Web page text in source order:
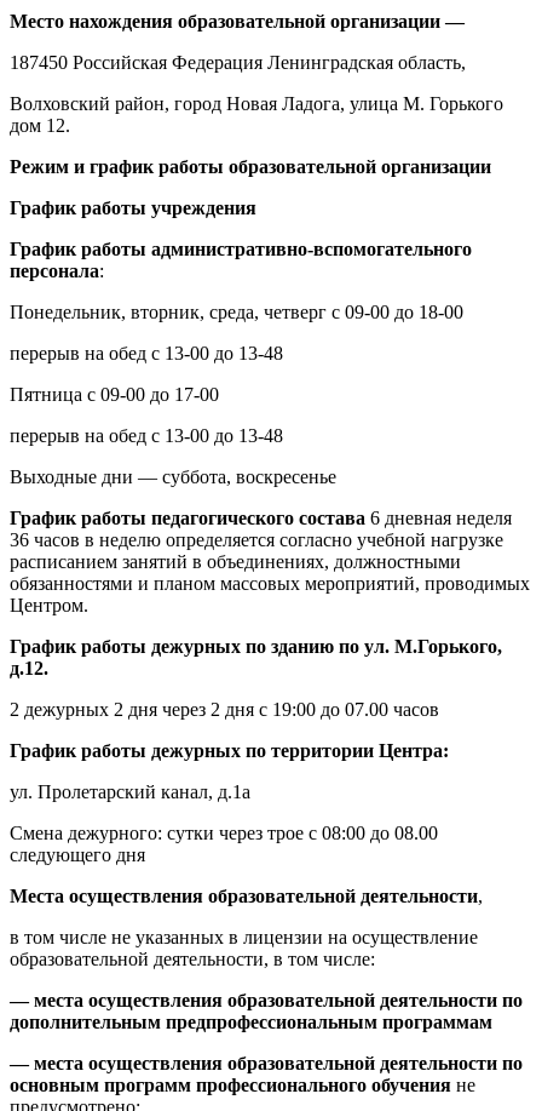
Место нахождения образовательной организации —
187450 Российская Федерация Ленинградская область,
Волховский район, город Новая Ладога, улица М. Горького
дом 12.
Режим и график работы образовательной организации
График работы учреждения
График работы административно-вспомогательного
персонала:
Понедельник, вторник, среда, четверг с 09-00 до 18-00
перерыв на обед с 13-00 до 13-48
Пятница с 09-00 до 17-00
перерыв на обед с 13-00 до 13-48
Выходные дни — суббота, воскресенье
График работы педагогического состава 6 дневная неделя
36 часов в неделю определяется согласно учебной нагрузке
расписанием занятий в объединениях, должностными
обязанностями и планом массовых мероприятий, проводимых
Центром.
График работы дежурных по зданию по ул. М.Горького,
д.12.
2 дежурных 2 дня через 2 дня с 19:00 до 07.00 часов
График работы дежурных по территории Центра:
ул. Пролетарский канал, д.1а
Смена дежурного: сутки через трое с 08:00 до 08.00
следующего дня
Места осуществления образовательной деятельности,
в том числе не указанных в лицензии на осуществление
образовательной деятельности, в том числе:
— места осуществления образовательной деятельности по
дополнительным предпрофессиональным программам
— места осуществления образовательной деятельности по
основным программ профессионального обучения не
предусмотрено;